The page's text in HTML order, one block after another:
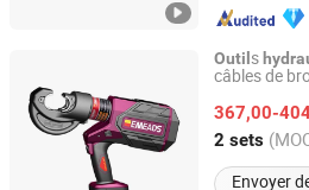
Outil s
câbles de
367,00-
2 sets
Envoyer
Zhejiang Emeads Tools Co., Ltd.
Zhejiang, China